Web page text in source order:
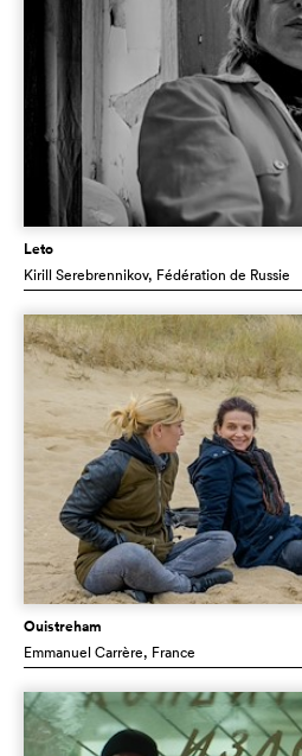
Leto
Kirill Serebrennikov, Fédération de Russie
Ouistreham
Emmanuel Carrère, France